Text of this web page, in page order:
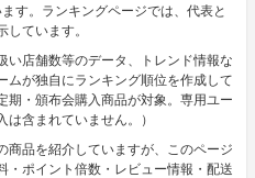
す。ランキングページでは、代表と
ています。
い店舗数等のデータ、トレンド情報な
ムが独自にランキング順位を作成して
期・頒布会購入商品が対象。専用ユー
含まれていません。）
商品を紹介していますが、このページ
・ポイント倍数・レビュー情報・配送